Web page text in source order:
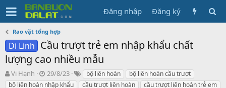
Đăng nhập Đăng ký
Rao vặt tổng hợp
Di Linh Cầu trượt trẻ em nhập khẩu chất
lượng cao nhiều mẫu
N
g
Vi Hạnh
N
g
29/8/23
T
ừ
bộ liên hoàn
bộ liên hoàn cầu trượt
bộ liên hoàn nhập khẩu
cầu trượt liên hoàn
cầu trượt liên hoàn trẻ em